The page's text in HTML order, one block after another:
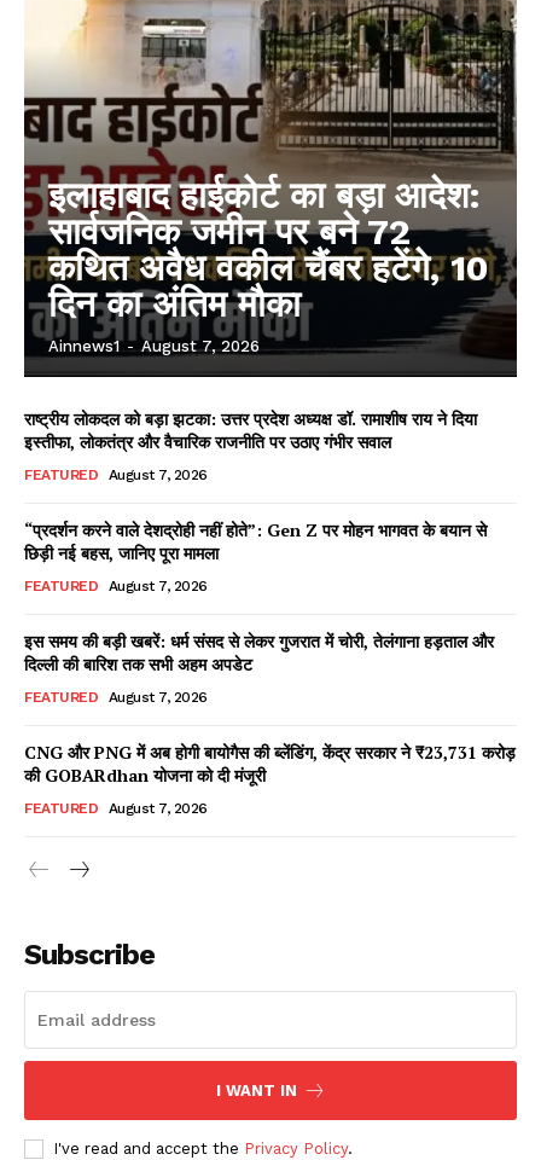
Facebook
X WhatsApp
Share
Read Latest News on AIN
इलाहाबाद हाईकोर्ट का बड़ा आदेश:
सार्वजनिक जमीन पर बने 72
कथित अवैध वकील चैंबर हटेंगे, 10
दिन का अंतिम मौका
Ainnews1 - August 7, 2026
राष्ट्रीय लोकदल को बड़ा झटका: उत्तर प्रदेश अध्यक्ष डॉ. रामाशीष राय ने दिया
इस्तीफा, लोकतंत्र और वैचारिक राजनीति पर उठाए गंभीर सवाल
FEATURED August 7, 2026
“प्रदर्शन करने वाले देशद्रोही नहीं होते”: Gen Z पर मोहन भागवत के बयान से
छिड़ी नई बहस, जानिए पूरा मामला
FEATURED August 7, 2026
इस समय की बड़ी खबरें: धर्म संसद से लेकर गुजरात में चोरी, तेलंगाना हड़ताल और
दिल्ली की बारिश तक सभी अहम अपडेट
FEATURED August 7, 2026
CNG और PNG में अब होगी बायोगैस की ब्लेंडिंग, केंद्र सरकार ने ₹23,731 करोड़
की GOBARdhan योजना को दी मंजूरी
FEATURED August 7, 2026
Subscribe
I WANT IN
I've read and accept the Privacy Policy.